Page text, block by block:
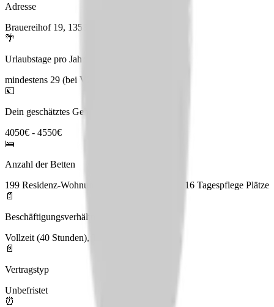
Adresse
Brauereihof 19, 13585 Berlin
🌴
Urlaubstage pro Jahr
mindestens 29 (bei VZ)
💶
Dein geschätztes Gehalt
4050€ - 4550€
🛌
Anzahl der Betten
199 Residenz-Wohnung, 43 stationäre Betten, 16 Tagespflege Plätze
📄
Beschäftigungsverhältnis
Vollzeit (40 Stunden), Teilzeit
📄
Vertragstyp
Unbefristet
⏰